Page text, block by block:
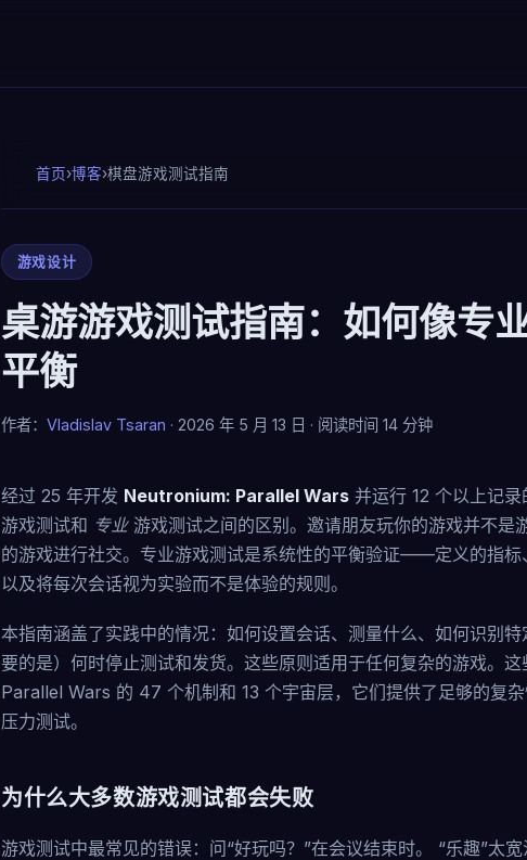
首页›博客›棋盘游戏测试指南
游戏设计
桌游游戏测试指南：如何像专
平衡
作者： Vladislav Tsaran · 2026 年 5 月 13 日 · 阅读时间 14 分钟
经过 25 年开发 Neutronium: Parallel Wars 并运行 12 个以上记
游戏测试和 专业 游戏测试之间的区别。邀请朋友玩你的游戏并不是
的游戏进行社交。专业游戏测试是系统性的平衡验证——定义的指标
以及将每次会话视为实验而不是体验的规则。
本指南涵盖了实践中的情况：如何设置会话、测量什么、如何识别
要的是）何时停止测试和发货。这些原则适用于任何复杂的游戏。
Parallel Wars 的 47 个机制和 13 个宇宙层，它们提供了足够的复
压力测试。
为什么大多数游戏测试都会失败
游戏测试中最常见的错误：问“好玩吗？”在会议结束时。 “乐趣”太